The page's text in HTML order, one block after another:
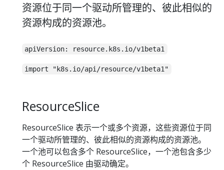
资源位于同一个驱动所管理的、彼此相似的
资源构成的资源池。
apiVersion: resource.k8s.io/v1beta1
import "k8s.io/api/resource/v1beta1"
ResourceSlice
ResourceSlice 表示一个或多个资源，这些资源位于同
一个驱动所管理的、彼此相似的资源构成的资源池。
一个池可以包含多个 ResourceSlice，一个池包含多少
个 ResourceSlice 由驱动确定。